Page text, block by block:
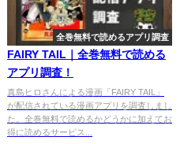
全巻無料で読めるアプリ調査
FAIRY TAIL｜全巻無料で読める
アプリ調査！
真島ヒロさんによる漫画「FAIRY TAIL」
が配信されている漫画アプリを調査しまし
た。全巻無料で読めるかどうかに加えてお
得に読めるサービス...